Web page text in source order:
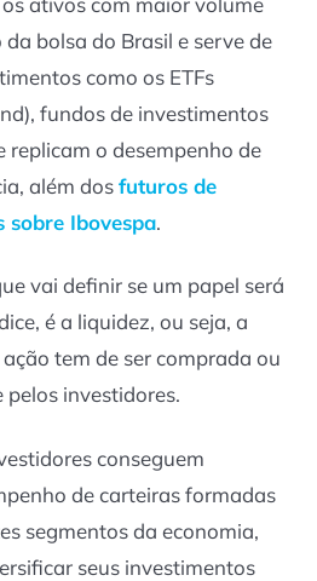
bolsa do Brasil e serve de
como os ETFs
fundos de investimentos
replicam o desempenho de
além dosfuturos de
sobre Ibovespa.
vai definir se um papel será
é a liquidez, ou seja, a
tem de ser comprada ou
investidores.
conseguem
de carteiras formadas
segmentos da economia,
seus investimentos